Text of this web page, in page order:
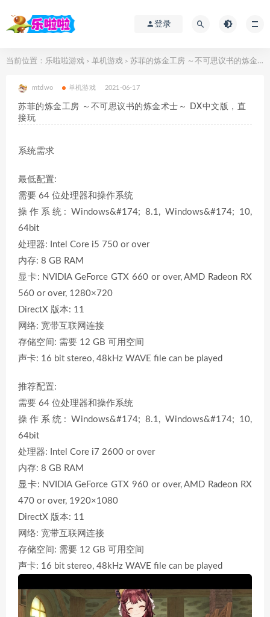
登录
当前位置： 乐啦啦游戏 > 单机游戏 > 苏菲的炼金工房 ～不可思议书的炼金术士～ DX中文版，直接玩
mtdwo 单机游戏 2021-06-17
苏菲的炼金工房 ～不可思议书的炼金术士～ DX中文版，直
接玩
系统需求
最低配置:
需要 64 位处理器和操作系统
操作系统: Windows&#174; 8.1, Windows&#174; 10,
64bit
处理器: Intel Core i5 750 or over
内存: 8 GB RAM
显卡: NVIDIA GeForce GTX 660 or over, AMD Radeon RX
560 or over, 1280×720
DirectX 版本: 11
网络: 宽带互联网连接
存储空间: 需要 12 GB 可用空间
声卡: 16 bit stereo, 48kHz WAVE file can be played
推荐配置:
需要 64 位处理器和操作系统
操作系统: Windows&#174; 8.1, Windows&#174; 10,
64bit
处理器: Intel Core i7 2600 or over
内存: 8 GB RAM
显卡: NVIDIA GeForce GTX 960 or over, AMD Radeon RX
470 or over, 1920×1080
DirectX 版本: 11
网络: 宽带互联网连接
存储空间: 需要 12 GB 可用空间
声卡: 16 bit stereo, 48kHz WAVE file can be played